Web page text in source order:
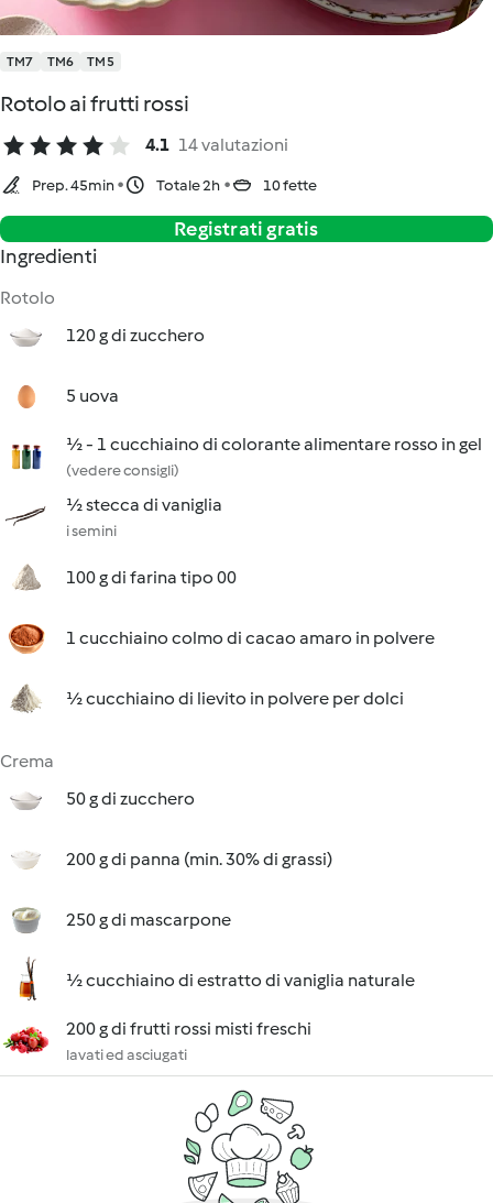
TM7 TM6 TM5
Rotolo ai frutti rossi
4.1 14 valutazioni
Prep. 45min Totale 2h 10 fette
Registrati gratis
Ingredienti
Rotolo
120 g di zucchero
5 uova
½ - 1 cucchiaino di colorante alimentare rosso in gel
(vedere consigli)
½ stecca di vaniglia
i semini
100 g di farina tipo 00
1 cucchiaino colmo di cacao amaro in polvere
½ cucchiaino di lievito in polvere per dolci
Crema
50 g di zucchero
200 g di panna (min. 30% di grassi)
250 g di mascarpone
½ cucchiaino di estratto di vaniglia naturale
200 g di frutti rossi misti freschi
lavati ed asciugati